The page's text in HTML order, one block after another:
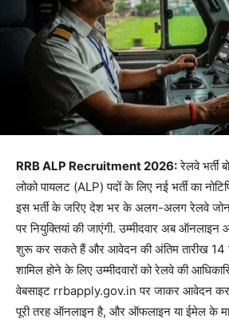
RRB ALP Recruitment 2026:रेलवे भर्ती
लोको पायलट (ALP) पदों के लिए नई भर्ती का
इस भर्ती के जरिए देश भर के अलग-अलग रेलवे
पर नियुक्तियां की जाएंगी. उम्मीदवार अब
शुरू कर सकते हैं और आवेदन की अंतिम तारीख 14
शामिल होने के लिए उम्मीदवारों को रेलवे की
वेबसाइट rrbapply.gov.in पर जाकर आवेदन
पूरी तरह ऑनलाइन है, और ऑफलाइन या ईमेल के